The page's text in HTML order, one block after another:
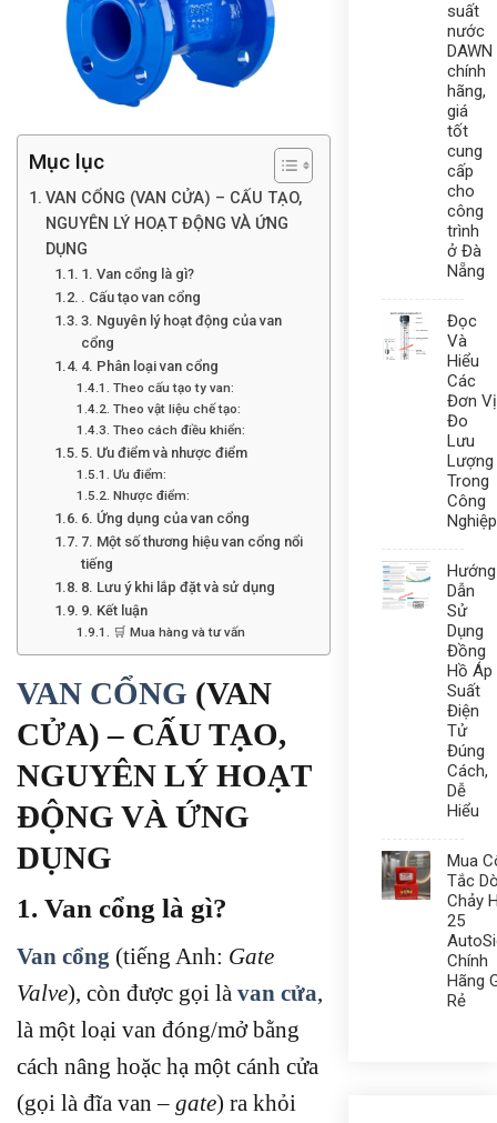
Mục lục
VAN CỔNG (VAN CỬA) – CẤU TẠO,
NGUYÊN LÝ HOẠT ĐỘNG VÀ ỨNG
DỤNG
1. Van cổng là gì?
. Cấu tạo van cổng
3. Nguyên lý hoạt động của van
cổng
4. Phân loại van cổng
Theo cấu tạo ty van:
Theo vật liệu chế tạo:
Theo cách điều khiển:
5. Ưu điểm và nhược điểm
Ưu điểm:
Nhược điểm:
6. Ứng dụng của van cổng
7. Một số thương hiệu van cổng nổi
tiếng
8. Lưu ý khi lắp đặt và sử dụng
9. Kết luận
🛒 Mua hàng và tư vấn
VAN CỔNG (VAN
CỬA) – CẤU TẠO,
NGUYÊN LÝ HOẠT
ĐỘNG VÀ ỨNG
DỤNG
1. Van cổng là gì?
Van cổng (tiếng Anh: Gate
Valve), còn được gọi là van cửa
là một loại van đóng/mở bằng
cách nâng hoặc hạ một cánh cửa
(gọi là đĩa van – gate) ra khỏi
suất
nước
DAWN
chính
hãng,
giá
tốt
cung
cấp
cho
công
trình
ở Đà
Nẵng
Đọc
Và
Hiểu
Các
Đơn Vị
Đo
Lưu
Lượng
Trong
Công
Nghiệp
Hướng
Dẫn
Sử
Dụng
Đồng
Hồ Áp
Suất
Điện
Tử
Đúng
Cách,
Dễ
Hiểu
Mua
Tắc
Chảy
25
Chính
Hãng
Rẻ